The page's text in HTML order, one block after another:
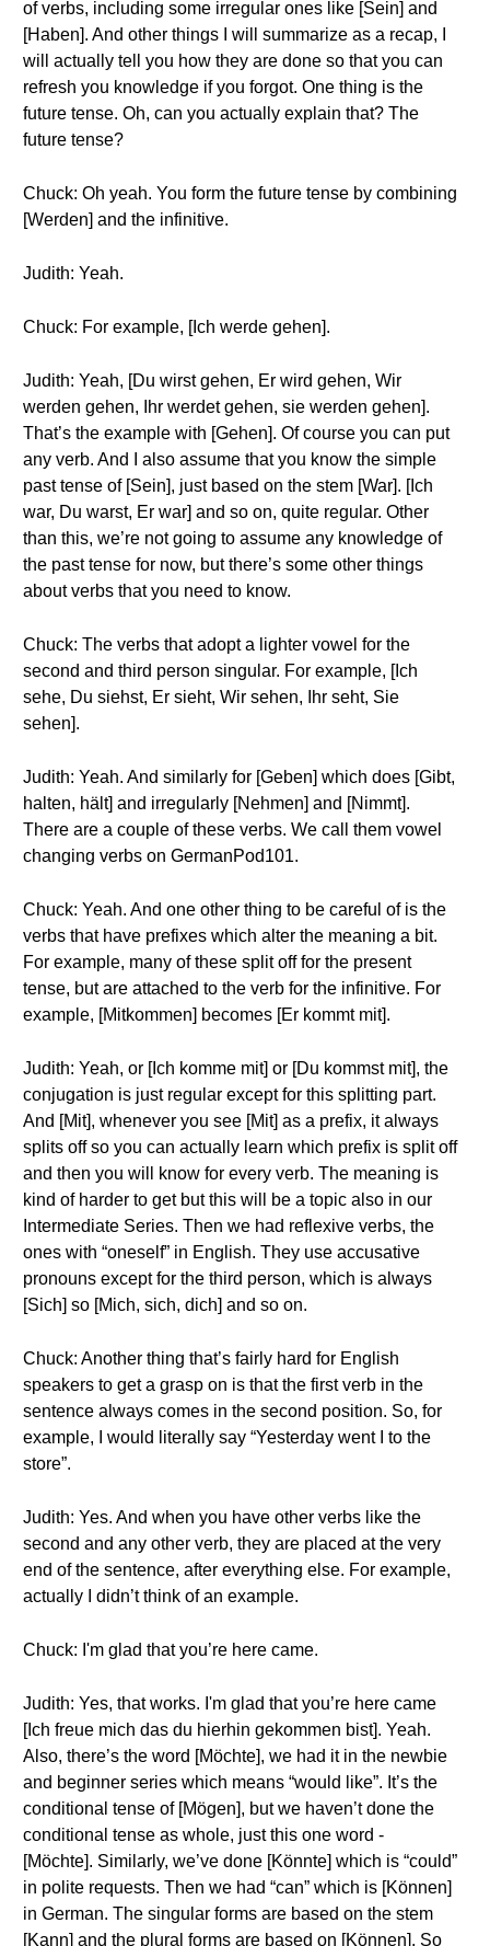
of verbs, including some irregular ones like [Sein] and
[Haben]. And other things I will summarize as a recap, I
will actually tell you how they are done so that you can
refresh you knowledge if you forgot. One thing is the
future tense. Oh, can you actually explain that? The
future tense?
Chuck: Oh yeah. You form the future tense by combining
[Werden] and the infinitive.
Judith: Yeah.
Chuck: For example, [Ich werde gehen].
Judith: Yeah, [Du wirst gehen, Er wird gehen, Wir
werden gehen, Ihr werdet gehen, sie werden gehen].
That’s the example with [Gehen]. Of course you can put
any verb. And I also assume that you know the simple
past tense of [Sein], just based on the stem [War]. [Ich
war, Du warst, Er war] and so on, quite regular. Other
than this, we’re not going to assume any knowledge of
the past tense for now, but there’s some other things
about verbs that you need to know.
Chuck: The verbs that adopt a lighter vowel for the
second and third person singular. For example, [Ich
sehe, Du siehst, Er sieht, Wir sehen, Ihr seht, Sie
sehen].
Judith: Yeah. And similarly for [Geben] which does [Gibt,
halten, hält] and irregularly [Nehmen] and [Nimmt].
There are a couple of these verbs. We call them vowel
changing verbs on GermanPod101.
Chuck: Yeah. And one other thing to be careful of is the
verbs that have prefixes which alter the meaning a bit.
For example, many of these split off for the present
tense, but are attached to the verb for the infinitive. For
example, [Mitkommen] becomes [Er kommt mit].
Judith: Yeah, or [Ich komme mit] or [Du kommst mit], the
conjugation is just regular except for this splitting part.
And [Mit], whenever you see [Mit] as a prefix, it always
splits off so you can actually learn which prefix is split off
and then you will know for every verb. The meaning is
kind of harder to get but this will be a topic also in our
Intermediate Series. Then we had reflexive verbs, the
ones with “oneself” in English. They use accusative
pronouns except for the third person, which is always
[Sich] so [Mich, sich, dich] and so on.
Chuck: Another thing that’s fairly hard for English
speakers to get a grasp on is that the first verb in the
sentence always comes in the second position. So, for
example, I would literally say “Yesterday went I to the
store”.
Judith: Yes. And when you have other verbs like the
second and any other verb, they are placed at the very
end of the sentence, after everything else. For example,
actually I didn’t think of an example.
Chuck: I'm glad that you’re here came.
Judith: Yes, that works. I'm glad that you’re here came
[Ich freue mich das du hierhin gekommen bist]. Yeah.
Also, there’s the word [Möchte], we had it in the newbie
and beginner series which means “would like”. It’s the
conditional tense of [Mögen], but we haven’t done the
conditional tense as whole, just this one word -
[Möchte]. Similarly, we’ve done [Könnte] which is “could”
in polite requests. Then we had “can” which is [Können]
in German. The singular forms are based on the stem
[Kann] and the plural forms are based on [Können]. So